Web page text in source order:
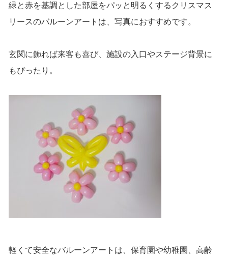
緑と赤を基調とした部屋をパッと明るくするクリスマス
リースのバルーンアートは、写真におすすめです。
玄関に飾れば来客も喜び、施設の入口やステージ背景に
もぴったり。
軽くて安全なバルーンアートは、保育園や幼稚園、高齢